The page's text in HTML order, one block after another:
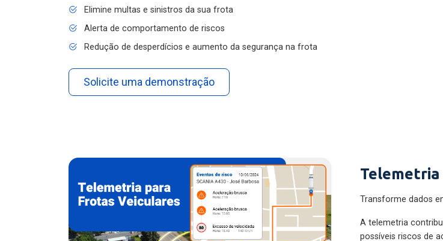
Elimine multas e sinistros da sua frota
Alerta de comportamento de riscos
Redução de desperdícios e aumento da segurança na frota
Solicite uma demonstração
Telemetria
Transforme dados
A telemetria
possíveis riscos de